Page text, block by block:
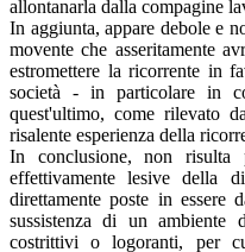
allontanarla dalla compagine
In aggiunta, appare debole e
movente che asseritamente
estromettere la ricorrente in
società - in particolare in
quest'ultimo, come rilevato
risalente esperienza della
In conclusione, non risulta
effettivamente lesive della
direttamente poste in essere
sussistenza di un ambiente
costrittivi o logoranti, per